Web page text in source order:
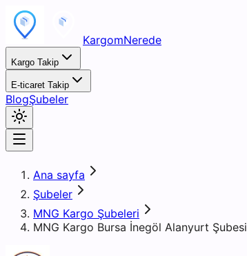
KargomNerede
Kargo Takip
E-ticaret Takip
BlogŞubeler
Ana sayfa
Şubeler
MNG Kargo Şubeleri
MNG Kargo Bursa İnegöl Alanyurt Şubesi